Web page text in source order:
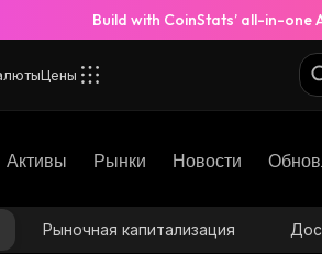
Build with CoinStats’ all-in-one
Цены
Активы Рынки Новости
Рыночная капитализация